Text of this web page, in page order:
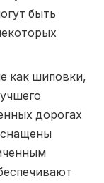
быть
как шиповки,
дорогах